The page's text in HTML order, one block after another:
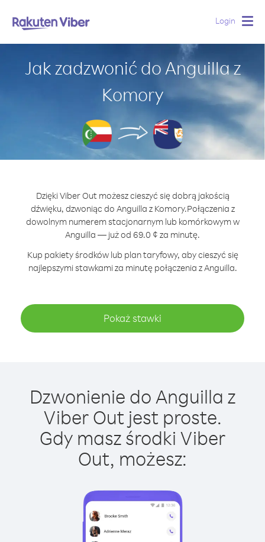
Login
Jak zadzwonić do Anguilla z
Komory
Dzięki Viber Out możesz cieszyć się dobrą jakością
dźwięku, dzwoniąc do Anguilla z Komory.Połączenia z
dowolnym numerem stacjonarnym lub komórkowym w
Anguilla — już od 69.0 ¢ za minutę.
Kup pakiety środków lub plan taryfowy, aby cieszyć się
najlepszymi stawkami za minutę połączenia z Anguilla.
Pokaż stawki
Dzwonienie do Anguilla z
Viber Out jest proste.
Gdy masz środki Viber
Out, możesz: